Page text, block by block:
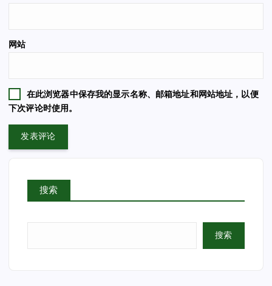
网站
在此浏览器中保存我的显示名称、邮箱地址和网站地址，以便
下次评论时使用。
搜索
搜索